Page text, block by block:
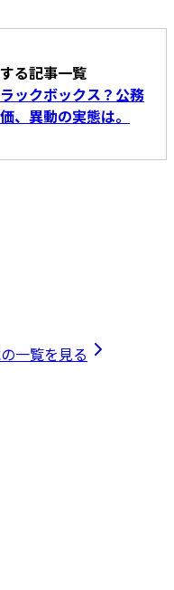
る記事一覧
ラックボックス？公務
、異動の実態は。
一覧を見る